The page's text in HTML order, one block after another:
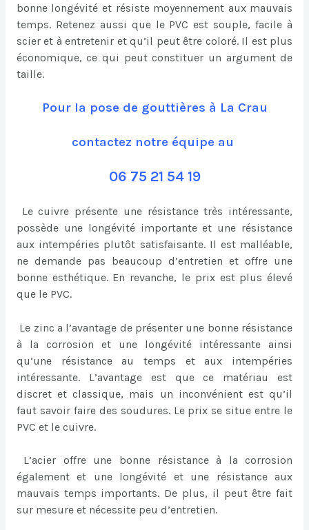
bonne longévité et résiste moyennement aux mauvais
temps. Retenez aussi que le PVC est souple, facile à
scier et à entretenir et qu’il peut être coloré. Il est plus
économique, ce qui peut constituer un argument de
taille.
Pour la pose de gouttières à La Crau
contactez notre équipe au
06 75 21 54 19
Le cuivre présente une résistance très intéressante,
possède une longévité importante et une résistance
aux intempéries plutôt satisfaisante. Il est malléable,
ne demande pas beaucoup d’entretien et offre une
bonne esthétique. En revanche, le prix est plus élevé
que le PVC.
Le zinc a l’avantage de présenter une bonne résistance
à la corrosion et une longévité intéressante ainsi
qu’une résistance au temps et aux intempéries
intéressante. L’avantage est que ce matériau est
discret et classique, mais un inconvénient est qu’il
faut savoir faire des soudures. Le prix se situe entre le
PVC et le cuivre.
L’acier offre une bonne résistance à la corrosion
également et une longévité et une résistance aux
mauvais temps importants. De plus, il peut être fait
sur mesure et nécessite peu d’entretien.